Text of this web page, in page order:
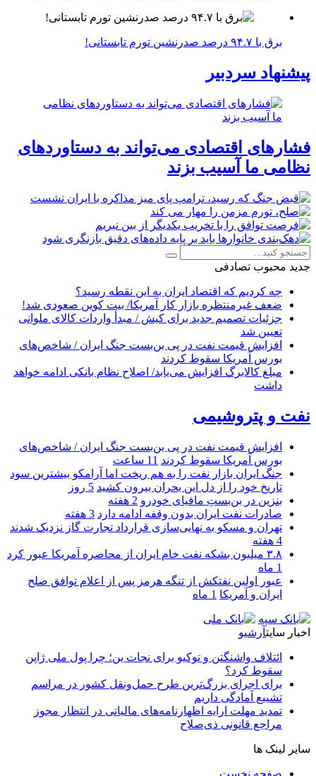
برق با ۹۴.۷ درصد صدرنشین تورم تابستانی!
پیشنهاد سردبیر
فشارهای اقتصادی می‌تواند به دستاوردهای
نظامی ما آسیب بزند
جدید محبوب تصادفی
چه کردیم که اقتصاد ایران به این نقطه رسید؟
ضعف غیرمنتظره بازار کار آمریکا/ بیت کوین صعودی شد!
جزئیات تصمیم جدید برای کیش / مبدأ واردات کالای ملوانی
تعیین شد
افزایش قیمت نفت در پی بن‌بست جنگ ایران / شاخص‌های
بورس آمریکا سقوط کردند
مبلغ کالابرگ افزایش می‌یابد/ اصلاح نظام بانکی ادامه خواهد
داشت
نفت و پتروشیمی
افزایش قیمت نفت در پی بن‌بست جنگ ایران / شاخص‌های
بورس آمریکا سقوط کردند 11 ساعت
جنگ ایران بازار نفت را به هم ریخت اما آرامکو بیشترین سود
تاریخ خود را از دل این بحران بیرون کشید 5 روز
بنزین در بن‌بستِ مافیای خودرو 2 هفته
صادرات نفت ایران بدون وقفه ادامه دارد 3 هفته
تهران و مسکو به نهایی‌سازی قرارداد تجارت گاز نزدیک شدند
4 هفته
۳.۸ میلیون بشکه نفت خام ایران از محاصره آمریکا عبور کرد
1 ماه
عبور اولین نفتکش از تنگه هرمز پس از اعلام توافق صلح
ایران و آمریکا 1 ماه
اخبار سایتآرشیو
ائتلاف واشنگتن و توکیو برای نجات ین؛ چرا پول ملی ژاپن
سقوط کرد؟
برای اجرای بزرگ‌ترین طرح حمل‌ونقل کشور در مراسم
تشییع آمادگی داریم
تمدید مهلت ارایه اظهارنامه‌های مالیاتی در انتظار مجوز
مراجع قانونی ذی‌‏صلاح
سایر لینک ها
صفحه نخست